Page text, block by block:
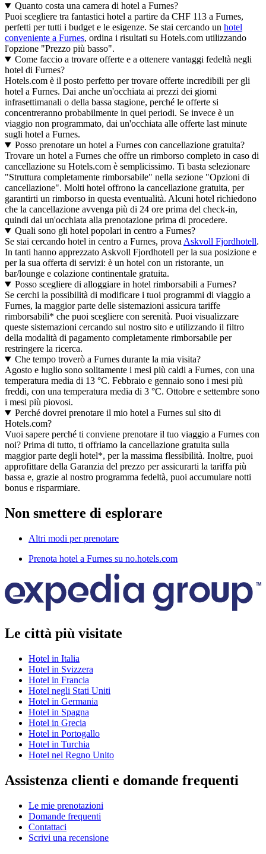
Quanto costa una camera di hotel a Furnes?
Puoi scegliere tra fantastici hotel a partire da CHF 113 a Furnes,
perfetti per tutti i budget e le esigenze. Se stai cercando un hotel
conveniente a Furnes, ordina i risultati su Hotels.com utilizzando
l'opzione "Prezzo più basso".
Come faccio a trovare offerte e a ottenere vantaggi fedeltà negli
hotel di Furnes?
Hotels.com è il posto perfetto per trovare offerte incredibili per gli
hotel a Furnes. Dai anche un'occhiata ai prezzi dei giorni
infrasettimanali o della bassa stagione, perché le offerte si
concentreranno probabilmente in quei periodi. Se invece è un
viaggio non programmato, dai un'occhiata alle offerte last minute
sugli hotel a Furnes.
Posso prenotare un hotel a Furnes con cancellazione gratuita?
Trovare un hotel a Furnes che offre un rimborso completo in caso di
cancellazione su Hotels.com è semplicissimo. Ti basta selezionare
"Struttura completamente rimborsabile" nella sezione "Opzioni di
cancellazione". Molti hotel offrono la cancellazione gratuita, per
garantirti un rimborso in questa eventualità. Alcuni hotel richiedono
che la cancellazione avvenga più di 24 ore prima del check-in,
quindi dai un'occhiata alla prenotazione prima di procedere.
Quali sono gli hotel popolari in centro a Furnes?
Se stai cercando hotel in centro a Furnes, prova Askvoll Fjordhotell.
In tanti hanno apprezzato Askvoll Fjordhotell per la sua posizione e
per la sua offerta di servizi: è un hotel con un ristorante, un
bar/lounge e colazione continentale gratuita.
Posso scegliere di alloggiare in hotel rimborsabili a Furnes?
Se cerchi la possibilità di modificare i tuoi programmi di viaggio a
Furnes, la maggior parte delle sistemazioni assicura tariffe
rimborsabili* che puoi scegliere con serenità. Puoi visualizzare
queste sistemazioni cercando sul nostro sito e utilizzando il filtro
della modalità di pagamento completamente rimborsabile per
restringere la ricerca.
Che tempo troverò a Furnes durante la mia visita?
Agosto e luglio sono solitamente i mesi più caldi a Furnes, con una
temperatura media di 13 °C. Febbraio e gennaio sono i mesi più
freddi, con una temperatura media di 3 °C. Ottobre e settembre sono
i mesi più piovosi.
Perché dovrei prenotare il mio hotel a Furnes sul sito di
Hotels.com?
Vuoi sapere perché ti conviene prenotare il tuo viaggio a Furnes con
noi? Prima di tutto, ti offriamo la cancellazione gratuita sulla
maggior parte degli hotel*, per la massima flessibilità. Inoltre, puoi
approfittare della Garanzia del prezzo per assicurarti la tariffa più
bassa e, grazie al nostro programma fedeltà, puoi accumulare notti
bonus e risparmiare.
Non smettere di esplorare
Altri modi per prenotare
Prenota hotel a Furnes su no.hotels.com
Le città più visitate
Hotel in Italia
Hotel in Svizzera
Hotel in Francia
Hotel negli Stati Uniti
Hotel in Germania
Hotel in Spagna
Hotel in Grecia
Hotel in Portogallo
Hotel in Turchia
Hotel nel Regno Unito
Assistenza clienti e domande frequenti
Le mie prenotazioni
Domande frequenti
Contattaci
Scrivi una recensione